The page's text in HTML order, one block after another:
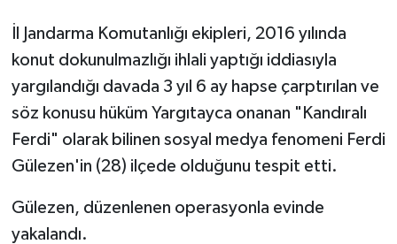
İl Jandarma Komutanlığı ekipleri, 2016 yılında
konut dokunulmazlığı ihlali yaptığı iddiasıyla
yargılandığı davada 3 yıl 6 ay hapse çarptırılan ve
söz konusu hüküm Yargıtayca onanan "Kandıralı
Ferdi" olarak bilinen sosyal medya fenomeni Ferdi
Gülezen'in (28) ilçede olduğunu tespit etti.
Gülezen, düzenlenen operasyonla evinde
yakalandı.